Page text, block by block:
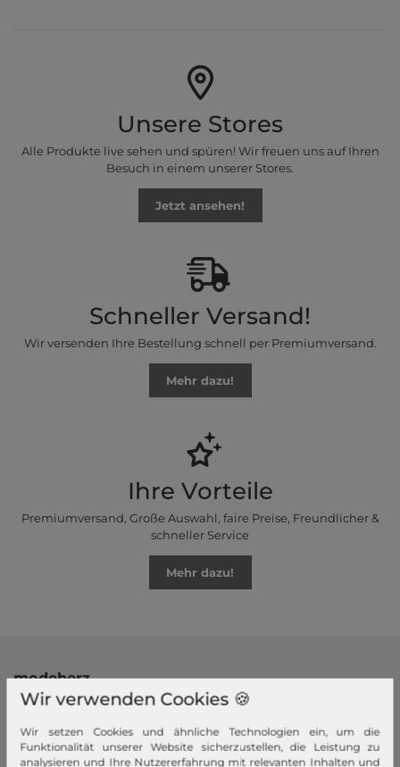
Unsere Stores
Alle Produkte live sehen und spüren! Wir freuen uns auf Ihren
Besuch in einem unserer Stores.
Jetzt ansehen!
Schneller Versand!
Wir versenden Ihre Bestellung schnell per Premiumversand.
Mehr dazu!
Ihre Vorteile
Premiumversand, Große Auswahl, faire Preise, Freundlicher &
schneller Service
Mehr dazu!
modeherz
Impressum
AGB
Widerrufsrecht
Wir verwenden Cookies 🍪
Wir setzen Cookies und ähnliche Technologien ein, um die
Funktionalität unserer Website sicherzustellen, die Leistung zu
analysieren und Ihre Nutzererfahrung mit relevanten Inhalten und